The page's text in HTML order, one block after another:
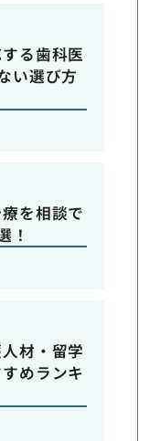
る歯科医
い選び方
を相談で
！
材・留学
めランキ